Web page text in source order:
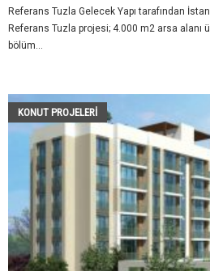
Referans Tuzla Gelecek Yapı tarafından
Referans Tuzla projesi; 4.000 m2 arsa alanı
bölüm...
KONUT PROJELERI